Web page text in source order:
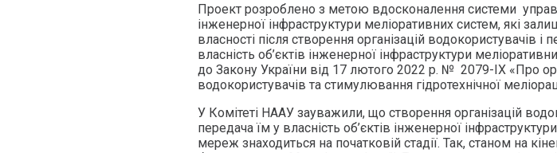
Проект розроблено з метою вдосконалення системи
інженерної інфраструктури меліоративних систем, які
власності після створення організацій водокористувачів і
власність об’єктів інженерної інфраструктури
до Закону України від 17 лютого 2022 р. № 2079-ІХ «Про
водокористувачів та стимулювання гідротехнічної
У Комітеті НААУ зауважили, що створення організацій
передача їм у власність об’єктів інженерної
мереж знаходиться на початковій стадії. Так, станом на